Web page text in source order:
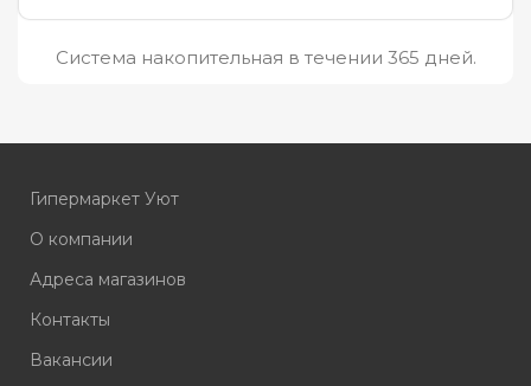
Система накопительная в течении 365 дней.
Гипермаркет Уют
О компании
Адреса магазинов
Контакты
Вакансии